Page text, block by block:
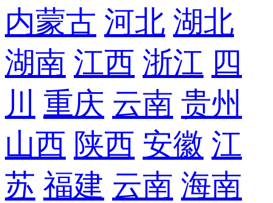
内蒙古 河北 湖北
湖南 江西 浙江 四
川
重庆 云南 贵州
山西 陕西 安徽 江
苏 福建 云南 海南